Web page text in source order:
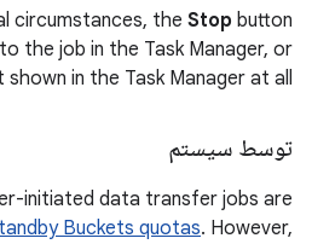
circumstances, the Stop button
the job in the Task Manager, or
in the Task Manager at all.
توسط سیستم
initiated data transfer jobs are
Buckets quotas. However,